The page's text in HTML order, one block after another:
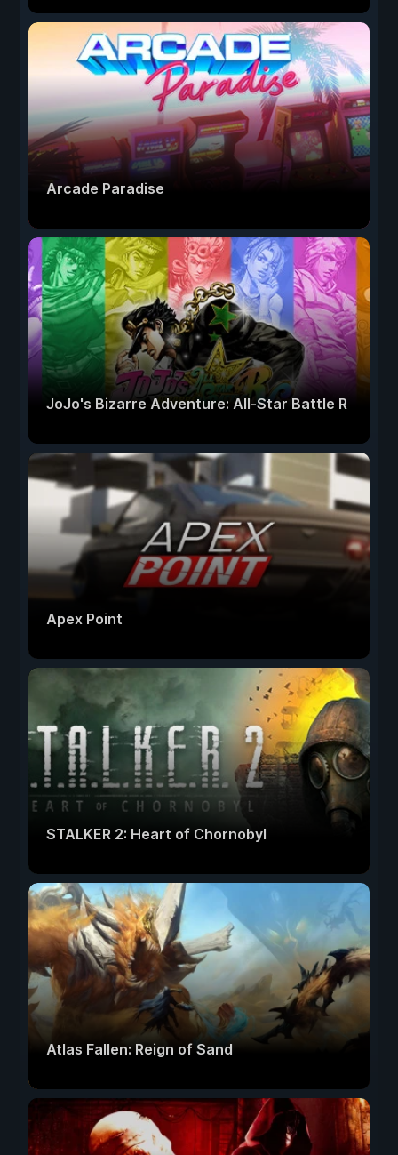
Arcade Paradise
JoJo's Bizarre Adventure: All-Star Battle R
Apex Point
STALKER 2: Heart of Chornobyl
Atlas Fallen: Reign of Sand